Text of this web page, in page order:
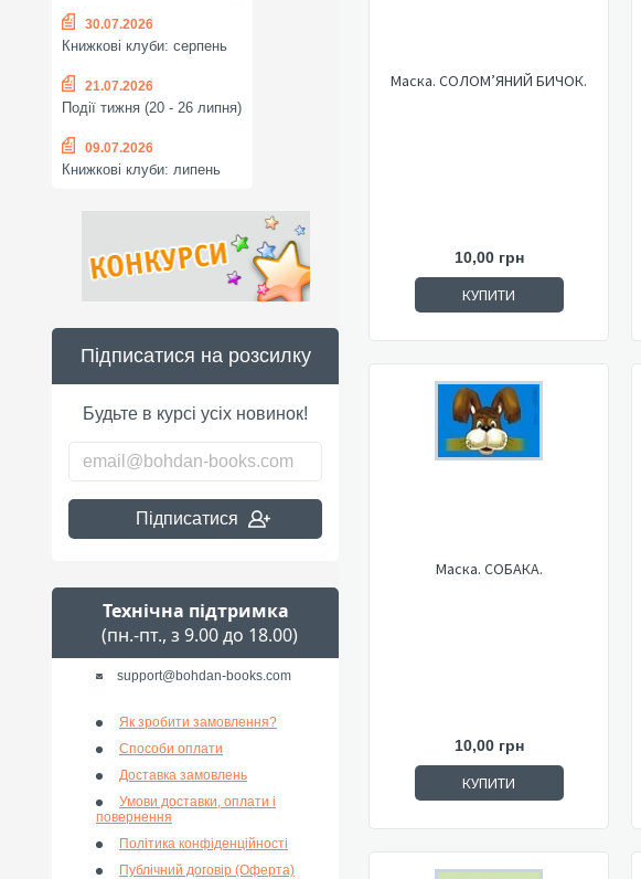
30.07.2026
Книжкові клуби: серпень
21.07.2026
Події тижня (20 - 26 липня)
09.07.2026
Книжкові клуби: липень
Підписатися на розсилку
Будьте в курсі усіх новинок!
Підписатися
Технічна підтримка
(пн.-пт., з 9.00 до 18.00)
support@bohdan-books.com
Як зробити замовлення?
Способи оплати
Доставка замовлень
Умови доставки, оплати і
повернення
Політика конфіденційності
Публічний договір (Оферта)
Маска. СОЛОМ’ЯНИЙ БИЧОК.
10,00 грн
КУПИТИ
Маска. СОБАКА.
10,00 грн
КУПИТИ